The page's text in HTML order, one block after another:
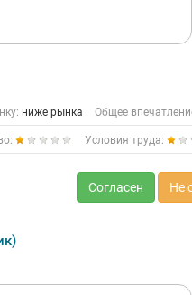
ниже рынка Общее
Условия труда:
Согласен Не